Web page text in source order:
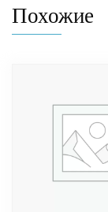
Похожие